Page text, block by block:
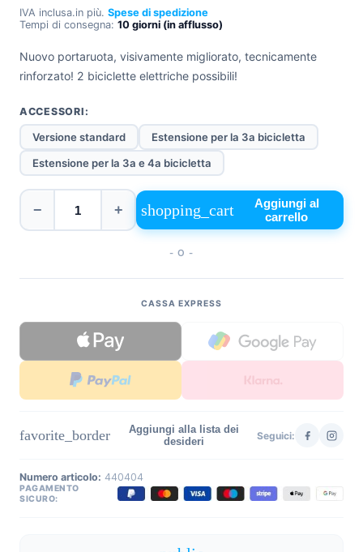
+39
540
Google
Facebook
IVA inclusa.in più. Spese di spedizione
Tempi di consegna: 10 giorni (in afflusso)
Nuovo portaruota, visivamente migliorato, tecnicamente
rinforzato! 2 biciclette elettriche possibili!
ACCESSORI:
Versione standard
Estensione per la 3a bicicletta
Estensione per la 3a e 4a bicicletta
− + shopping_cart
Aggiungi al
carrello
- O -
CASSA EXPRESS
favorite_border
Aggiungi alla lista dei
desideri
Seguici:
Numero articolo: 440404
PAGAMENTO
SICURO: